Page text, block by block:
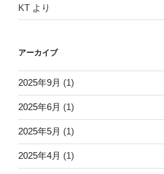
KT より
アーカイブ
2025年9月 (1)
2025年6月 (1)
2025年5月 (1)
2025年4月 (1)